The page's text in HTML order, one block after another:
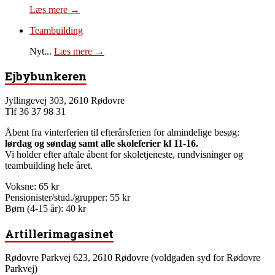
Læs mere →
Teambuilding
Nyt... Læs mere →
Ejbybunkeren
Jyllingevej 303, 2610 Rødovre
Tlf 36 37 98 31
Åbent fra vinterferien til efterårsferien for almindelige besøg:
lørdag og søndag samt alle skoleferier kl 11-16.
Vi holder efter aftale åbent for skoletjeneste, rundvisninger og
teambuilding hele året.
Voksne: 65 kr
Pensionister/stud./grupper: 55 kr
Børn (4-15 år): 40 kr
Artillerimagasinet
Rødovre Parkvej 623, 2610 Rødovre (voldgaden syd for Rødovre
Parkvej)